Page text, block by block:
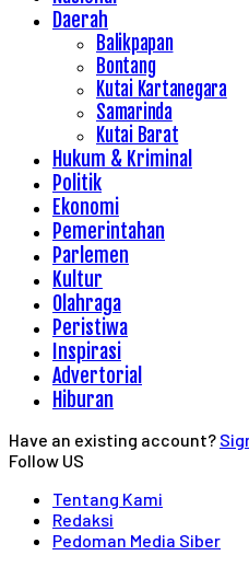
Daerah
Balikpapan
Bontang
Kutai Kartanegara
Samarinda
Kutai Barat
Hukum & Kriminal
Politik
Ekonomi
Pemerintahan
Parlemen
Kultur
Olahraga
Peristiwa
Inspirasi
Advertorial
Hiburan
Have an existing account?
Follow US
Tentang Kami
Redaksi
Pedoman Media Siber